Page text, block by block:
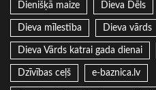
Dienišķā maize Dieva Dēls
Dieva mīlestība Dieva vārds
Dieva Vārds katrai gada dienai
Dzīvības ceļš e-baznica.lv